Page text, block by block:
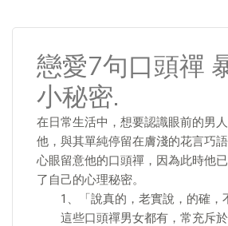
戀愛7句口頭禪
小秘密.
在日常生活中，想要認識眼前的男
他，與其單純停留在膚淺的花言巧
心眼留意他的口頭禪，因為此時他
了自己的心理秘密。
1、「說真的，老實說，的確，
這些口頭禪男女都有，常充斥於